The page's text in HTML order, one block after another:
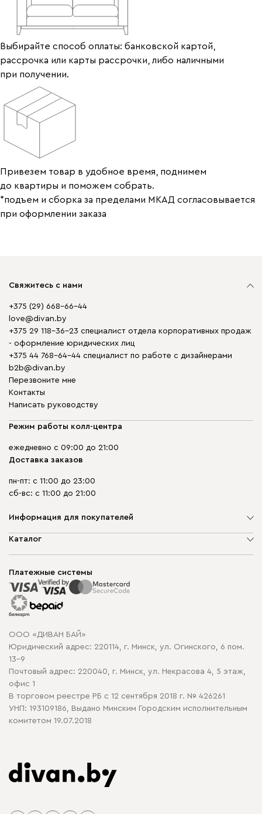
Выбирайте способ оплаты: банковской картой,
рассрочка или карты рассрочки, либо наличными
при получении.
Привезем товар в удобное время, поднимем
до квартиры и поможем собрать.
*подъем и сборка за пределами МКАД согласовывается
при оформлении заказа
Свяжитесь с нами
+375 (29) 668-66-44
love@divan.by
+375 29 118-36-23 специалист отдела корпоративных продаж
- оформление юридических лиц
+375 44 768-64-44 специалист по работе с дизайнерами
b2b@divan.by
Перезвоните мне
Контакты
Написать руководству
Режим работы колл-центра
ежедневно с 09:00 до 21:00
Доставка заказов
пн-пт: с 11:00 до 23:00
сб-вс: с 11:00 до 21:00
Информация для покупателей
О компании
Способы оплаты
Рассрочка и кредит
Гарантия
Карта сайта
Политика конфиденциальности
Политика в отношении обработки cookie
Каталог
Корпусная мебель
Распродажа мебели
Платежные системы
ООО «ДИВАН БАЙ»
Юридический адрес: 220114, г. Минск, ул. Огинского, 6 пом.
13-9
Почтовый адрес: 220040, г. Минск, ул. Некрасова 4, 5 этаж,
офис 1
В торговом реестре РБ с 12 сентября 2018 г. № 426261
УНП: 193109186, Выдано Минским Городским исполнительным
комитетом 19.07.2018